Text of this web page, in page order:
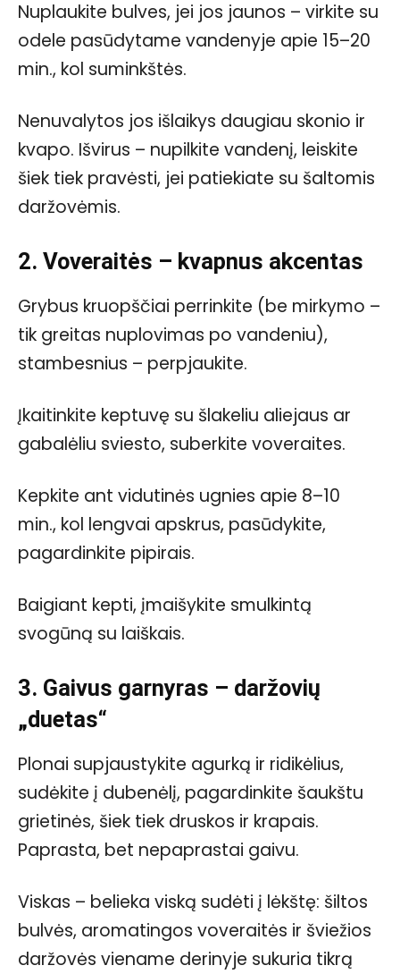
Nuplaukite bulves, jei jos jaunos – virkite su
odele pasūdytame vandenyje apie 15–20
min., kol suminkštės.
Nenuvalytos jos išlaikys daugiau skonio ir
kvapo. Išvirus – nupilkite vandenį, leiskite
šiek tiek pravėsti, jei patiekiate su šaltomis
daržovėmis.
2. Voveraitės – kvapnus akcentas
Grybus kruopščiai perrinkite (be mirkymo –
tik greitas nuplovimas po vandeniu),
stambesnius – perpjaukite.
Įkaitinkite keptuvę su šlakeliu aliejaus ar
gabalėliu sviesto, suberkite voveraites.
Kepkite ant vidutinės ugnies apie 8–10
min., kol lengvai apskrus, pasūdykite,
pagardinkite pipirais.
Baigiant kepti, įmaišykite smulkintą
svogūną su laiškais.
3. Gaivus garnyras – daržovių
„duetas“
Plonai supjaustykite agurką ir ridikėlius,
sudėkite į dubenėlį, pagardinkite šaukštu
grietinės, šiek tiek druskos ir krapais.
Paprasta, bet nepaprastai gaivu.
Viskas – belieka viską sudėti į lėkštę: šiltos
bulvės, aromatingos voveraitės ir šviežios
daržovės viename derinyje sukuria tikrą